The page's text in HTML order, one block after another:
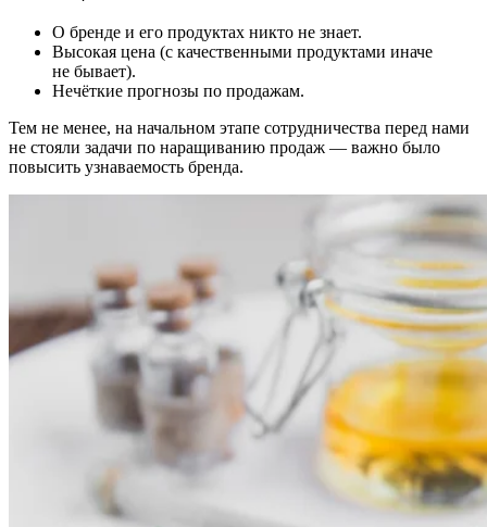
О бренде и его продуктах никто не знает.
Высокая цена (с качественными продуктами иначе
не бывает).
Нечёткие прогнозы по продажам.
Тем не менее, на начальном этапе сотрудничества перед нами
не стояли задачи по наращиванию продаж — важно было
повысить узнаваемость бренда.